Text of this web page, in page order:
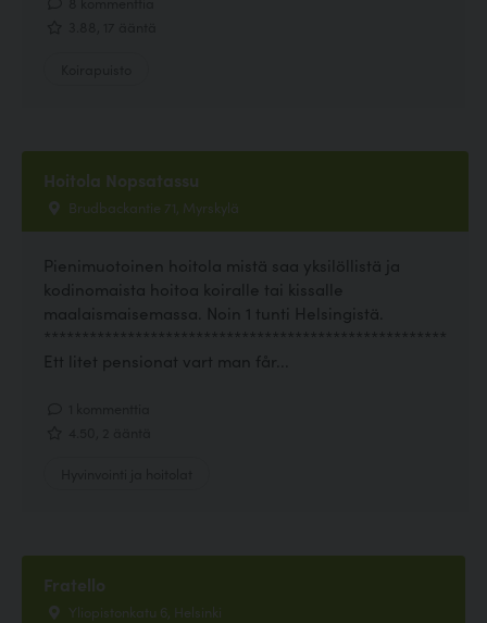
Hoitola Nopsatassu
Brudbackantie 71, Myrskylä
Pienimuotoinen hoitola mistä saa yksilöllistä ja
kodinomaista hoitoa koiralle tai kissalle
maalaismaisemassa. Noin 1 tunti Helsingistä.
Ett litet pensionat vart man får...
Fratello
Yliopistonkatu 6, Helsinki